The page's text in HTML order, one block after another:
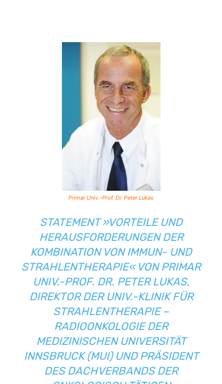
Primar Univ.-Prof. Dr. Peter Lukas
STATEMENT »VORTEILE UND
HERAUSFORDERUNGEN DER
KOMBINATION VON IMMUN- UND
STRAHLENTHERAPIE« VON PRIMAR
UNIV.-PROF. DR. PETER LUKAS,
DIREKTOR DER UNIV.-KLINIK FÜR
STRAHLENTHERAPIE –
RADIOONKOLOGIE DER
MEDIZINISCHEN UNIVERSITÄT
INNSBRUCK(MUI) UND PRÄSIDENT
DESDACHVERBANDS DER